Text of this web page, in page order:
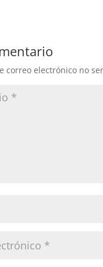
correo electrónico no